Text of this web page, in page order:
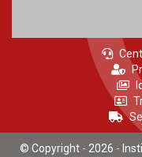
© Copyright - 2026 -